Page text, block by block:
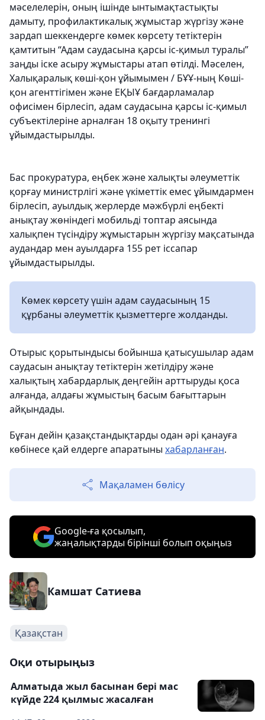
мәселелерін, оның ішінде ынтымақтастықты
дамыту, профилактикалық жұмыстар жүргізу және
зардап шеккендерге көмек көрсету тетіктерін
қамтитын “Адам саудасына қарсы іс-қимыл туралы”
заңды іске асыру жұмыстары атап өтілді. Мәселен,
Халықаралық көші-қон ұйымымен / БҰҰ-ның Көші-
қон агенттігімен және ЕҚЫҰ бағдарламалар
офисімен бірлесіп, адам саудасына қарсы іс-қимыл
субъектілеріне арналған 18 оқыту тренингі
ұйымдастырылды.
Бас прокуратура, еңбек және халықты әлеуметтік
қорғау министрлігі және үкіметтік емес ұйымдармен
бірлесіп, ауылдық жерлерде мәжбүрлі еңбекті
анықтау жөніндегі мобильді топтар аясында
халықпен түсіндіру жұмыстарын жүргізу мақсатында
аудандар мен ауылдарға 155 рет іссапар
ұйымдастырылды.
Көмек көрсету үшін адам саудасының 15
құрбаны әлеуметтік қызметтерге жолданды.
Отырыс қорытындысы бойынша қатысушылар адам
саудасын анықтау тетіктерін жетілдіру және
халықтың хабардарлық деңгейін арттыруды қоса
алғанда, алдағы жұмыстың басым бағыттарын
айқындады.
Бұған дейін қазақстандықтарды одан әрі қанауға
көбінесе қай елдерге апаратыны хабарланған.
Мақаламен бөлісу
Google-ға қосылып,
жаңалықтарды бірінші болып оқыңыз
Камшат Сатиева
Қазақстан
Оқи отырыңыз
Алматыда жыл басынан бері мас
күйде 224 қылмыс жасалған